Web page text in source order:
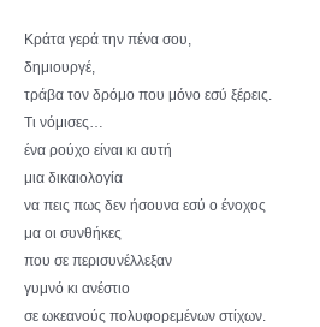
Κράτα γερά την πένα σου,
δημιουργέ,
τράβα τον δρόμο που μόνο εσύ ξέρεις.
Τι νόμισες…
ένα ρούχο είναι κι αυτή
μια δικαιολογία
να πεις πως δεν ήσουνα εσύ ο ένοχος
μα οι συνθήκες
που σε περισυνέλλεξαν
γυμνό κι ανέστιο
σε ωκεανούς πολυφορεμένων στίχων.